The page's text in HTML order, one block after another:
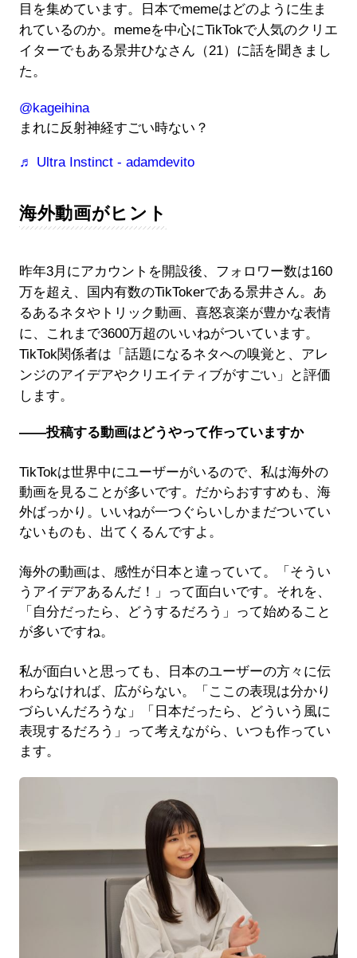
目を集めています。日本でmemeはどのように生ま
れているのか。memeを中心にTikTokで人気のクリエ
イターでもある景井ひなさん（21）に話を聞きまし
た。
@kageihina
まれに反射神経すごい時ない？
♬ Ultra Instinct - adamdevito
海外動画がヒント
昨年3月にアカウントを開設後、フォロワー数は160
万を超え、国内有数のTikTokerである景井さん。あ
るあるネタやトリック動画、喜怒哀楽が豊かな表情
に、これまで3600万超のいいねがついています。
TikTok関係者は「話題になるネタへの嗅覚と、アレ
ンジのアイデアやクリエイティブがすごい」と評価
します。
――投稿する動画はどうやって作っていますか
TikTokは世界中にユーザーがいるので、私は海外の
動画を見ることが多いです。だからおすすめも、海
外ばっかり。いいねが一つぐらいしかまだついてい
ないものも、出てくるんですよ。
海外の動画は、感性が日本と違っていて。「そうい
うアイデアあるんだ！」って面白いです。それを、
「自分だったら、どうするだろう」って始めること
が多いですね。
私が面白いと思っても、日本のユーザーの方々に伝
わらなければ、広がらない。「ここの表現は分かり
づらいんだろうな」「日本だったら、どういう風に
表現するだろう」って考えながら、いつも作ってい
ます。